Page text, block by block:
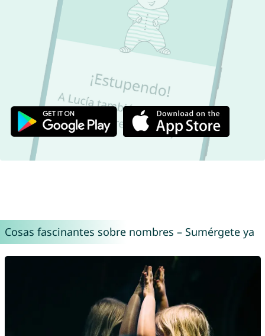
Cosas fascinantes sobre nombres – Sumérgete ya